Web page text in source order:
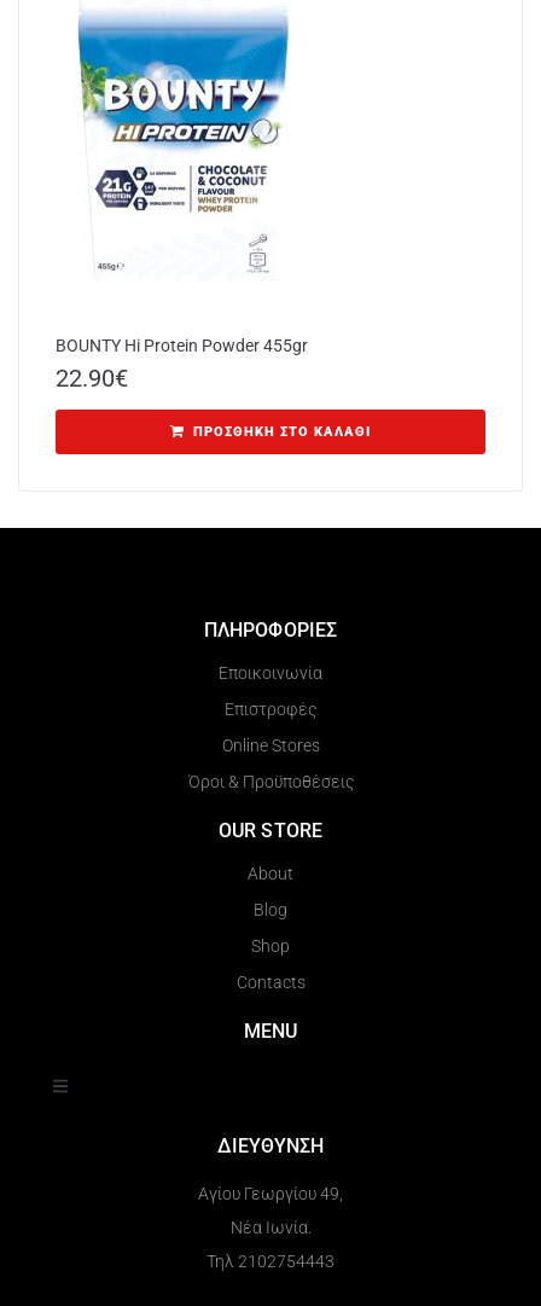
BOUNTY Hi Protein Powder 455gr
22.90€
ΠΡΟΣΘΉΚΗ ΣΤΟ ΚΑΛΆΘΙ
ΠΛΗΡΟΦΟΡΙΕΣ
Εποικοινωνία
Επιστροφές
Online Stores
Όροι & Προϋποθέσεις
OUR STORE
About
Blog
Shop
Contacts
MENU
ΔΙΕΥΘΥΝΣΗ
Αγίου Γεωργίου 49,
Νέα Ιωνία.
Τηλ 2102754443